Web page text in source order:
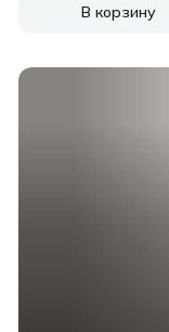
В корзину